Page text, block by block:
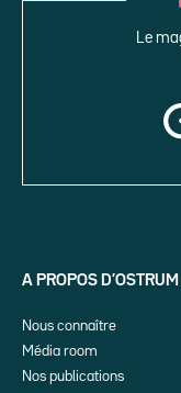
Le
A PROPOS
Nous connaître
Média room
Nos publications